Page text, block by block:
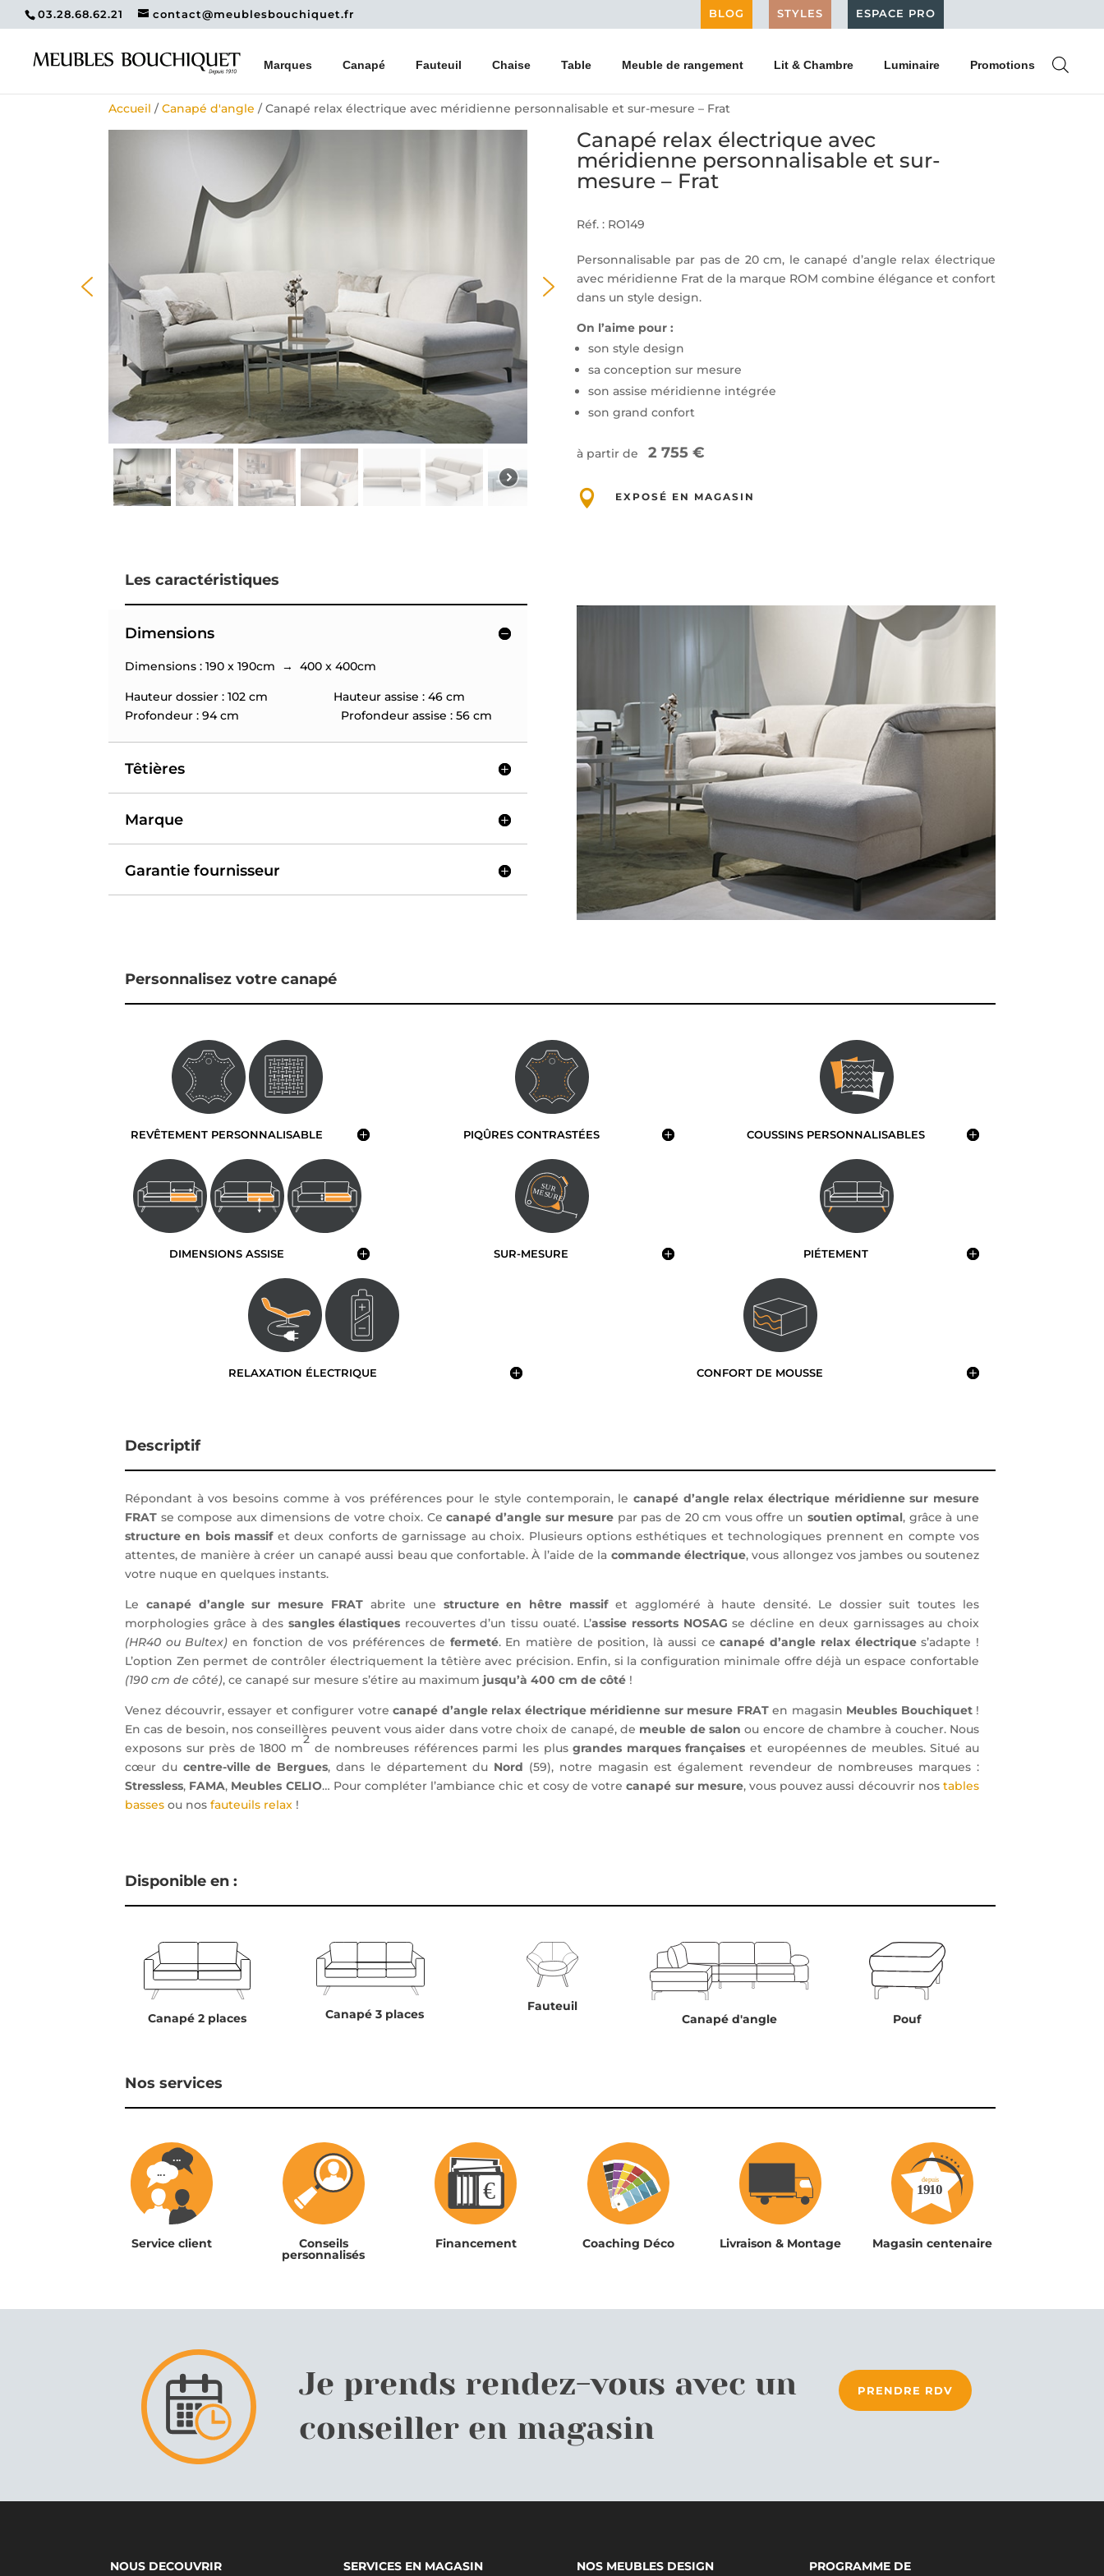
03.28.68.62.21 contact@meublesbouchiquet.fr BLOG STYLES ESPACE PRO
Marques Canapé Fauteuil Chaise Table Meuble de rangement Lit & Chambre Luminaire Promotions
Accueil /Canapé d'angle / Canapé relax électrique avec méridienne personnalisable et sur-mesure – Frat
Canapé relax électrique avec
méridienne personnalisable et sur-
mesure – Frat
Réf. : RO149
Personnalisable par pas de 20 cm, le canapé d’angle relax électrique
avec méridienne Frat de la marque ROM combine élégance et confort
dans un style design.
On l’aime pour :
son style design
sa conception sur mesure
son assise méridienne intégrée
son grand confort
à partir de 2 755 €
 EXPOSÉ EN MAGASIN
Les caractéristiques
Dimensions
Dimensions : 190 x 190cm → 400 x 400cm
Hauteur dossier : 102 cm Hauteur assise : 46 cm
Profondeur : 94 cm Profondeur assise : 56 cm
Têtières
Marque
Garantie fournisseur
Personnalisez votre canapé
REVÊTEMENT PERSONNALISABLE PIQÛRES CONTRASTÉES COUSSINS PERSONNALISABLES
DIMENSIONS ASSISE SUR-MESURE PIÉTEMENT
RELAXATION ÉLECTRIQUE CONFORT DE MOUSSE
Descriptif
Répondant à vos besoins comme à vos préférences pour le style contemporain, le canapé d’angle relax électrique méridienne sur mesure
FRAT se compose aux dimensions de votre choix. Cecanapé d’angle sur mesure par pas de 20 cm vous offre un soutien optimal, grâce à une
structure en bois massifet deux conforts de garnissage au choix. Plusieurs options esthétiques et technologiques prennent en compte vos
attentes, de manière à créer un canapé aussi beau que confortable. À l’aide de la commande électrique, vous allongez vos jambes ou soutenez
votre nuque en quelques instants.
Le canapé d’angle sur mesure FRAT abrite une structure en hêtre massifet aggloméré à haute densité. Le dossier suit toutes les
morphologies grâce à des sangles élastiques recouvertes d’un tissu ouaté. L’assise ressorts NOSAGse décline en deux garnissages au choix
(HR40 ou Bultex) en fonction de vos préférences de fermeté. En matière de position, là aussi cecanapé d’angle relax électriques’adapte !
L’option Zen permet de contrôler électriquement la têtière avec précision. Enfin, si la configuration minimale offre déjà un espace confortable
(190 cm de côté), ce canapé sur mesure s’étire au maximum jusqu’à 400 cm de côté !
Venez découvrir, essayer et configurer votre canapé d’angle relax électrique méridienne sur mesure FRATen magasin Meubles Bouchiquet!
En cas de besoin, nos conseillères peuvent vous aider dans votre choix de canapé, de meuble de salon ou encore de chambre à coucher. Nous
exposons sur près de 1800 m
2
de nombreuses références parmi les plusgrandes marques françaises et européennes de meubles. Situé au
cœur du centre-ville de Bergues, dans le département du Nord (59), notre magasin est également revendeur de nombreuses marques :
Stressless, FAMA, Meubles CELIO… Pour compléter l’ambiance chic et cosy de votrecanapé sur mesure, vous pouvez aussi découvrir nostables
basses ou nos fauteuils relax !
Disponible en :
Canapé 2 places Canapé 3 places
Fauteuil
Canapé d'angle
Pouf
Nos services
Service client Conseils
personnalisés
Financement Coaching Déco Livraison & Montage Magasin centenaire
Je prends rendez-vous avec un
conseiller en magasin
PRENDRE RDV
NOUS DECOUVRIR SERVICES EN MAGASIN NOS MEUBLES DESIGN PROGRAMME DE